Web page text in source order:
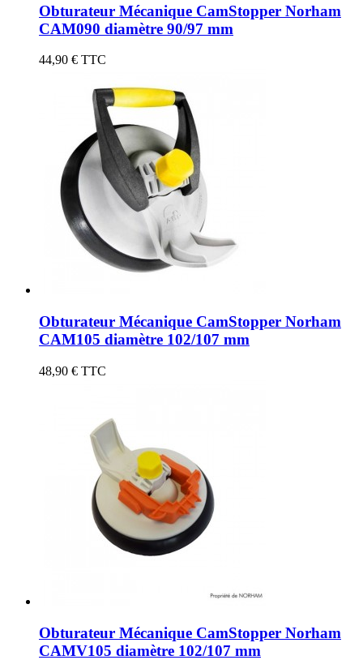
Obturateur Mécanique CamStopper Norham
CAM090 diamètre 90/97 mm
44,90 € TTC
Obturateur Mécanique CamStopper Norham
CAM105 diamètre 102/107 mm
48,90 € TTC
Obturateur Mécanique CamStopper Norham
CAMV105 diamètre 102/107 mm